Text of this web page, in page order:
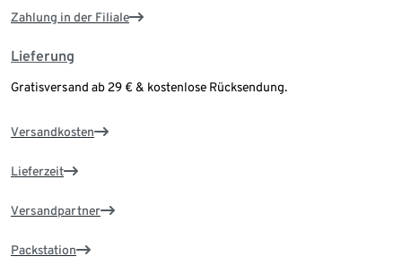
Zahlung in der Filiale
Lieferung
Gratisversand ab 29 € & kostenlose Rücksendung.
Versandkosten
Lieferzeit
Versandpartner
Packstation